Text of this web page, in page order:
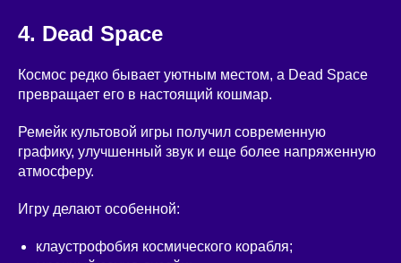
4. Dead Space
Космос редко бывает уютным местом, а Dead Space
превращает его в настоящий кошмар.
Ремейк культовой игры получил современную
графику, улучшенный звук и еще более напряженную
атмосферу.
Игру делают особенной:
клаустрофобия космического корабля;